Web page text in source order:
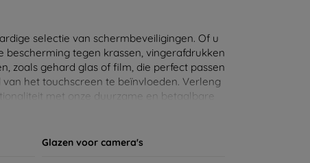
selectie van schermbeveiligingen. Of u
tegen krassen, vingerafdrukken
zoals gehard glas of film, die perfect passen
het touchscreen te beïnvloeden. Verleng
met onze duurzame en betaalbare
Glazen voor camera's